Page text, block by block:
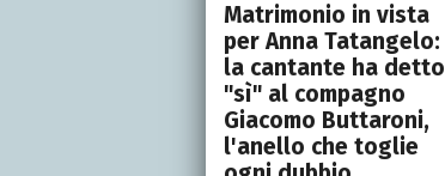
Matrimonio in vista
per Anna Tatangelo:
la cantante ha detto
"sì" al compagno
Giacomo Buttaroni,
l'anello che toglie